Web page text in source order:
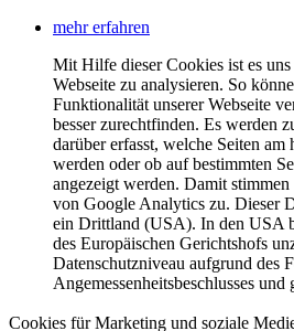
mehr erfahren
Mit Hilfe dieser Cookies ist es
Webseite zu analysieren. So
Funktionalität unserer Webseite
besser zurechtfinden. Es werden
darüber erfasst, welche Seiten am
werden oder ob auf bestimmten
angezeigt werden. Damit
von Google Analytics zu. Dieser
ein Drittland (USA). In den USA
des Europäischen Gerichtshofs
Datenschutzniveau aufgrund des
Angemessenheitsbeschlusses und
Cookies für Marketing und soziale